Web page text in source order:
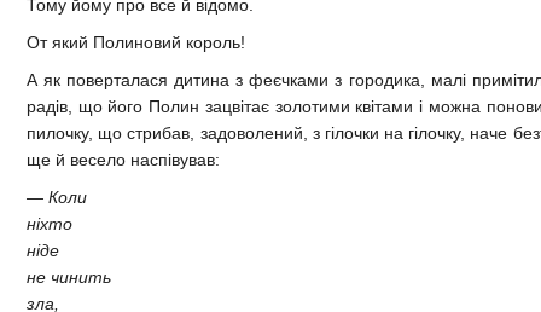
Тому йому про все й відомо.
От який Полиновий король!
А як поверталася дитина з феєчками з городика, малі
радів, що його Полин зацвітає золотими квітами і можна
пилочку, що стрибав, задоволений, з гілочки на гілочку, наче
ще й весело наспівував:
— Коли
ніхто
ніде
не чинить
зла,